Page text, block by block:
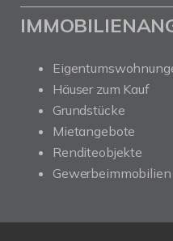
Häuser zum Kauf
Grundstücke
Mietangebote
Renditeobjekte
Gewerbeimmobilien